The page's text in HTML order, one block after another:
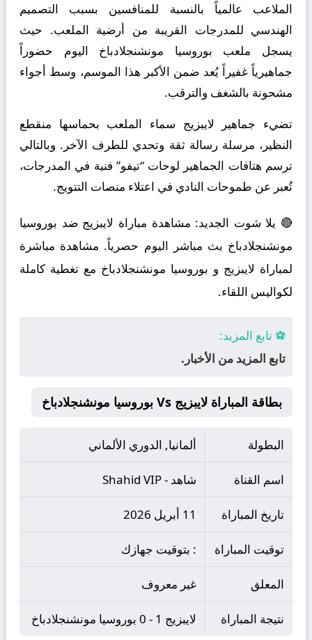
الملاعب عالمياً بالنسبة للمنافسين بسبب التصميم
الهندسي للمدرجات القريبة من أرضية الملعب. حيث
يسجل ملعب بوروسيا مونشنجلادباخ اليوم حضوراً
جماهيرياً غفيراً يُعد ضمن الأكبر هذا الموسم، وسط أجواء
مشحونة بالشغف والترقب.
تضيء جماهير لايبزيج سماء الملعب بحماسها منقطع
النظير، مرسلة رسالة ثقة وتحدي للطرف الآخر. وبالتالي
ترسم هتافات الجماهير لوحات “تيفو” فنية في المدرجات،
تُعبر عن طموحات النادي في اعتلاء منصات التتويج.
🔴 يلا شوت الجديد: مشاهدة مباراة لايبزيج ضد بوروسيا
مونشنجلادباخ بث مباشر اليوم حصرياً. مشاهدة مباشرة
لمباراة لايبزيج و بوروسيا مونشنجلادباخ مع تغطية كاملة
لكواليس اللقاء.
⚽ تابع المزيد:
تابع المزيد من الأخبار.
بطاقة المباراة لايبزيج Vs بوروسيا مونشنجلادباخ
البطولة ألمانيا, الدوري الألماني
اسم القناة شاهد - Shahid VIP
تاريخ المباراة 11 أبريل 2026
توقيت المباراة : بتوقيت جهازك
المعلق غير معروف
نتيجة المباراة لايبزيج 1 - 0 بوروسيا مونشنجلادباخ